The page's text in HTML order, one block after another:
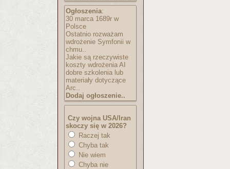
Ogłoszenia:
30 marca 1689r w
Polsce
Ostatnio rozważam
wdrożenie Symfonii w
chmu..
Jakie są rzeczywiste
koszty wdrożenia AI
dobre szkolenia lub
materiały dotyczące
Arc..
Dodaj ogłoszenie..
Czy wojna USA/Iran
skoczy się w 2026?
Raczej tak
Chyba tak
Nie wiem
Chyba nie